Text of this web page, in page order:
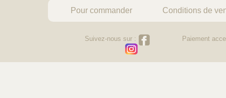
Pour commander Conditions de
Suivez-nous sur : Paiement